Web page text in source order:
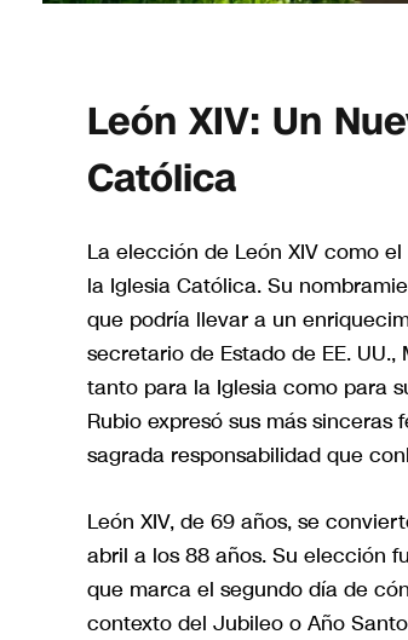
León XIV: Un
Católica
La elección de León XIV como
la Iglesia Católica. Su
que podría llevar a un
secretario de Estado de EE.
tanto para la Iglesia como para
Rubio expresó sus más
sagrada responsabilidad que
León XIV, de 69 años, se
abril a los 88 años. Su elección
que marca el segundo día de
contexto del Jubileo o Año